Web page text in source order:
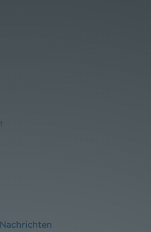
Nachrichten